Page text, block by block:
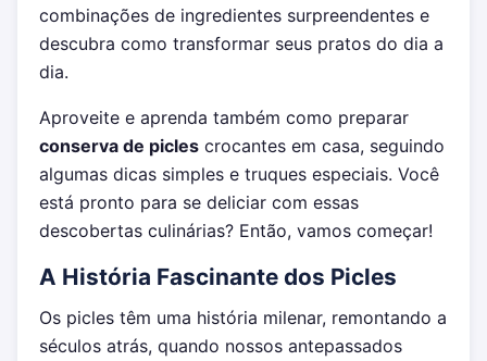
combinações de ingredientes surpreendentes e
descubra como transformar seus pratos do dia a
dia.
Aproveite e aprenda também como preparar
conserva de picles crocantes em casa, seguindo
algumas dicas simples e truques especiais. Você
está pronto para se deliciar com essas
descobertas culinárias? Então, vamos começar!
A História Fascinante dos Picles
Os picles têm uma história milenar, remontando a
séculos atrás, quando nossos antepassados